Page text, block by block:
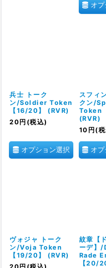
オ
兵士 トーク
ン/Soldier Token
【16/20】 (RVR)
20 円 (税込)
オプション選択
スフィ
クン/
Token
(RVR)
10 円 (
オ
ヴォジャ トーク
ン/Voja Token
【19/20】 (RVR)
紋章【
ーデ】
Rade
【20/